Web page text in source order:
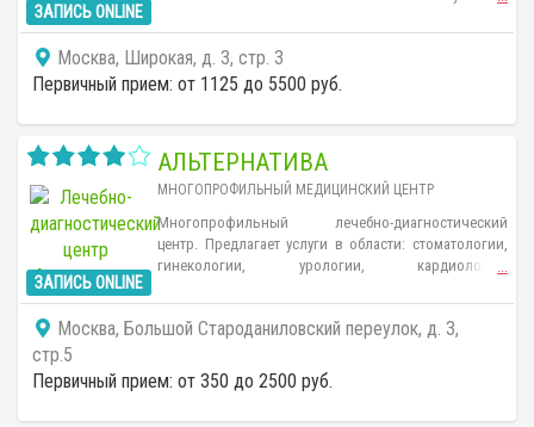
ЗАПИСЬ ONLINE
Проведение оздоровительных и реабилитационных
процедур. В штат клиники входят
высококвалифицированные специалисты с
терапии.
Москва, Широкая, д. 3, стр. 3
Первичный прием: от 1125 до 5500 руб.
ЗАПИСЬ ONLINE
АЛЬТЕРНАТИВА
МНОГОПРОФИЛЬНЫЙ МЕДИЦИНСКИЙ ЦЕНТР
Многопрофильный лечебно-диагностический
центр. Предлагает услуги в области: стоматологии,
гинекологии, урологии, кардиологии,
неврологии. Расположен в 7 мин. ходьбы от
станции метро Тульская.
...
Москва, Большой Староданиловский переулок, д. 3,
стр.5
Первичный прием: от 350 до 2500 руб.